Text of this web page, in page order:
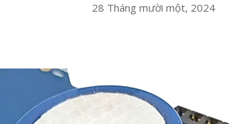
28 Tháng mười một, 2024